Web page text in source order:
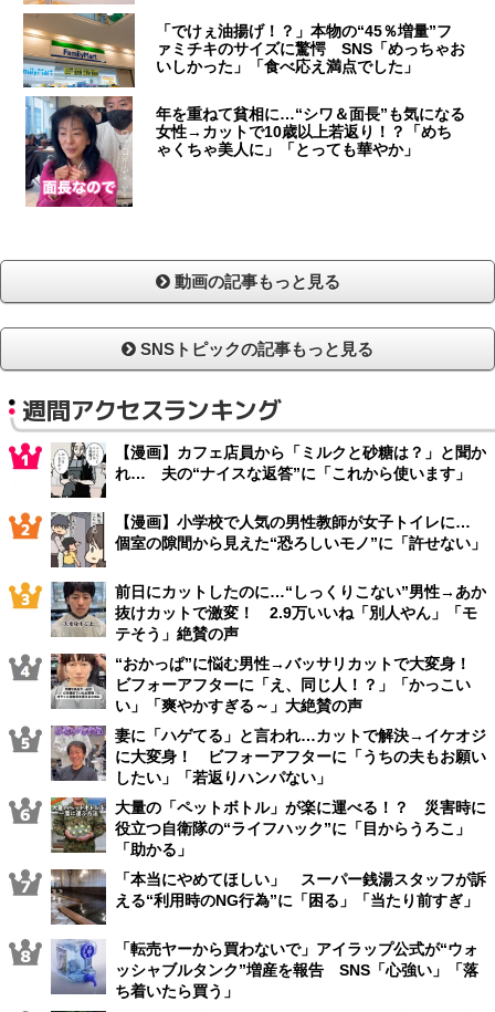
「でけぇ油揚げ！？」本物の“45％増量”フ
ァミチキのサイズに驚愕 SNS「めっちゃお
いしかった」「食べ応え満点でした」
年を重ねて貧相に…“シワ＆面長”も気になる
女性→カットで10歳以上若返り！？「めち
ゃくちゃ美人に」「とっても華やか」
動画の記事もっと見る
SNSトピックの記事もっと見る
週間アクセスランキング
【漫画】カフェ店員から「ミルクと砂糖は？」と聞か
れ… 夫の“ナイスな返答”に「これから使います」
【漫画】小学校で人気の男性教師が女子トイレに…
個室の隙間から見えた“恐ろしいモノ”に「許せない」
前日にカットしたのに…“しっくりこない”男性→あか
抜けカットで激変！ 2.9万いいね「別人やん」「モ
テそう」絶賛の声
“おかっぱ”に悩む男性→バッサリカットで大変身！
ビフォーアフターに「え、同じ人！？」「かっこい
い」「爽やかすぎる～」大絶賛の声
妻に「ハゲてる」と言われ…カットで解決→イケオジ
に大変身！ ビフォーアフターに「うちの夫もお願い
したい」「若返りハンパない」
大量の「ペットボトル」が楽に運べる！？ 災害時に
役立つ自衛隊の“ライフハック”に「目からうろこ」
「助かる」
「本当にやめてほしい」 スーパー銭湯スタッフが訴
える“利用時のNG行為”に「困る」「当たり前すぎ」
「転売ヤーから買わないで」アイラップ公式が“ウォ
ッシャブルタンク”増産を報告 SNS「心強い」「落
ち着いたら買う」